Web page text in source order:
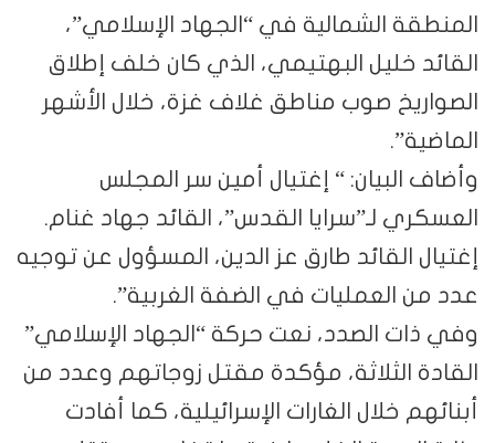
الشمالية في “الجهاد الإسلامي”،
خليل البهتيمي، الذي كان خلف إطلاق
صوب مناطق غلاف غزة، خلال الأشهر
“ إغتيال أمين سر المجلس
لـ”سرايا القدس”، القائد جهاد غنام.
القائد طارق عز الدين، المسؤول عن توجيه
العمليات في الضفة الغربية”.
الصدد، نعت حركة “الجهاد الإسلامي”
الثلاثة، مؤكدة مقتل زوجاتهم وعدد من
خلال الغارات الإسرائيلية، كما أفادت